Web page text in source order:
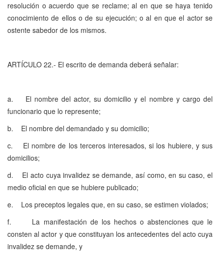
resolución o acuerdo que se reclame; al en que se haya tenido
conocimiento de ellos o de su ejecución; o al en que el actor se
ostente sabedor de los mismos.
ARTÍCULO 22.- El escrito de demanda deberá señalar:
a. El nombre del actor, su domicilio y el nombre y cargo del
funcionario que lo represente;
b. El nombre del demandado y su domicilio;
c. El nombre de los terceros interesados, si los hubiere, y sus
domicilios;
d. El acto cuya invalidez se demande, así como, en su caso, el
medio oficial en que se hubiere publicado;
e. Los preceptos legales que, en su caso, se estimen violados;
f. La manifestación de los hechos o abstenciones que le
consten al actor y que constituyan los antecedentes del acto cuya
invalidez se demande, y